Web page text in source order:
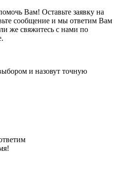
Вам! Оставьте заявку на
сообщение и мы ответим Вам
же свяжитесь с нами по
и назовут точную